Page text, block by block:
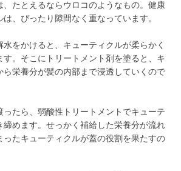
、たとえるならウロコのようなもの。健康
、ぴったり隙間なく重なっています。
をかけると、キューティクルが柔らかく
す。そこにトリートメント剤を塗ると、キ
ら栄養分が髪の内部まで浸透していくので
ったら、弱酸性トリートメントでキューテ
締めます。せっかく補給した栄養分が流れ
ったキューティクルが蓋の役割を果たすの